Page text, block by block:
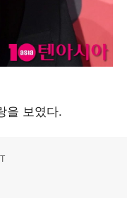
을 보였다.